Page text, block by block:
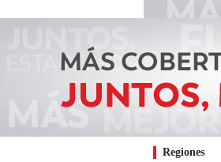
Regiones